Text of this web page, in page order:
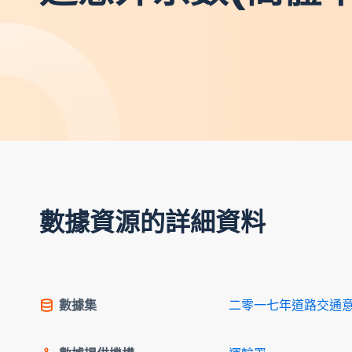
數據資源的詳細資料
數據集 二零一七年道路交通